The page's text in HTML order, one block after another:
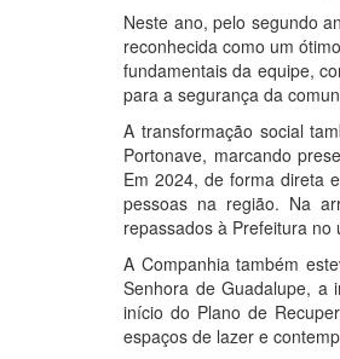
Neste ano, pelo segundo
reconhecida como um
fundamentais da equipe,
para a segurança da
A transformação social
Portonave, marcando
Em 2024, de forma direta
pessoas na região. Na
repassados à Prefeitura
A Companhia também
Senhora de Guadalupe, a
início do Plano de
espaços de lazer e